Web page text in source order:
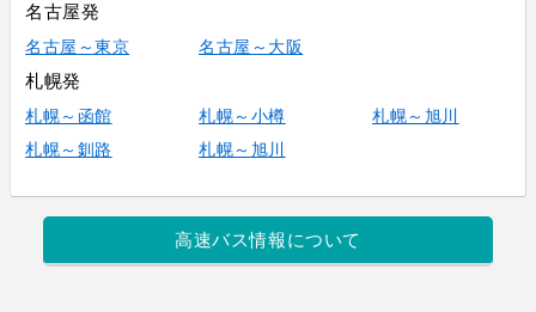
名古屋発
名古屋～東京 名古屋～大阪
札幌発
札幌～函館 札幌～小樽
札幌～旭川
札幌～釧路
札幌～旭川
高速バス情報について